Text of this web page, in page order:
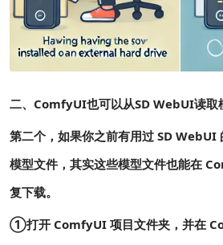
二、ComfyUI也可以从SD WebUI读取
第二个，如果你之前有用过 SD WebUI
模型文件，其实这些模型文件也能在
复下载。
①打开 ComfyUI 项目文件夹，并在